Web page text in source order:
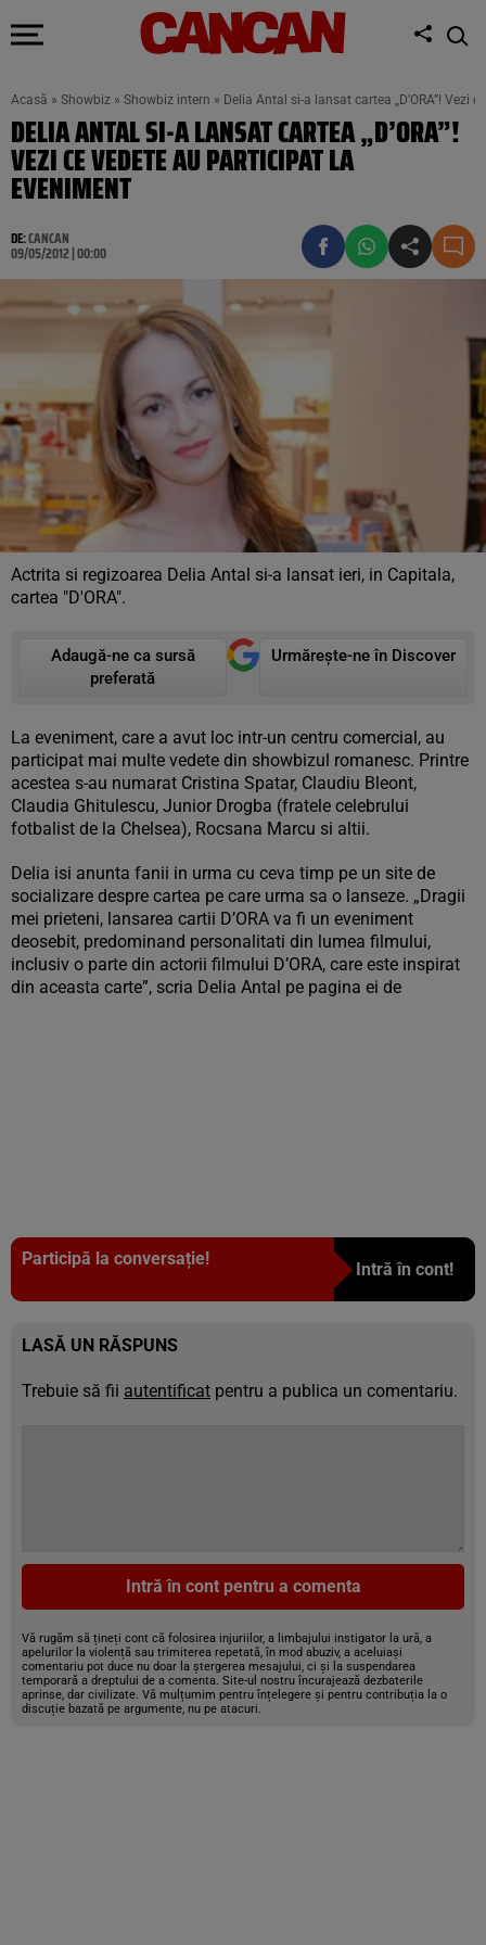
Acasă » Showbiz » Showbiz intern » Delia Antal si-a lansat cartea „D’ORA”! Vezi
DELIA ANTAL SI-A LANSAT CARTEA „D’ORA”!
VEZI CE VEDETE AU PARTICIPAT LA
EVENIMENT
DE:CANCAN
09/05/2012 | 00:00
Actrita si regizoarea Delia Antal si-a lansat ieri, in Capitala,
cartea "D'ORA".
Adaugă-ne ca sursă
preferată
Urmărește-ne în Discover
La eveniment, care a avut loc intr-un centru comercial, au
participat mai multe vedete din showbizul romanesc. Printre
acestea s-au numarat Cristina Spatar, Claudiu Bleont,
Claudia Ghitulescu, Junior Drogba (fratele celebrului
fotbalist de la Chelsea), Rocsana Marcu si altii.
Delia isi anunta fanii in urma cu ceva timp pe un site de
socializare despre cartea pe care urma sa o lanseze. „Dragii
mei prieteni, lansarea cartii D’ORA va fi un eveniment
deosebit, predominand personalitati din lumea filmului,
inclusiv o parte din actorii filmului D’ORA, care este inspirat
din aceasta carte”, scria Delia Antal pe pagina ei de
Participă la conversație!
Intră în cont!
LASĂ UN RĂSPUNS
Trebuie să fii autentificat pentru a publica un comentariu.
Intră în cont pentru a comenta
Vă rugăm să țineți cont că folosirea injuriilor, a limbajului instigator la ură, a
apelurilor la violență sau trimiterea repetată, în mod abuziv, a aceluiași
comentariu pot duce nu doar la ștergerea mesajului, ci și la suspendarea
temporară a dreptului de a comenta. Site-ul nostru încurajează dezbaterile
aprinse, dar civilizate. Vă mulțumim pentru înțelegere și pentru contribuția la o
discuție bazată pe argumente, nu pe atacuri.